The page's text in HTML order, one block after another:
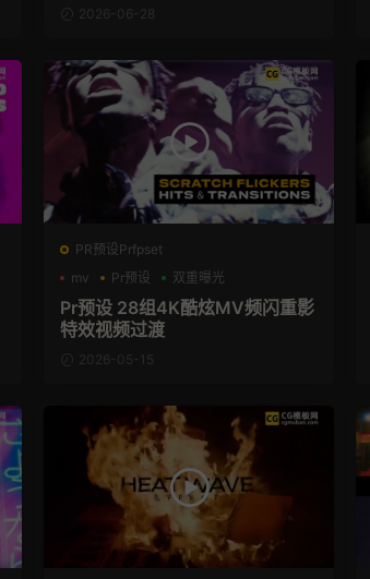
2026-06-28
PR预设Prfpset
mv
Pr预设 双重曝光
Pr预设 28组4K酷炫MV频闪重影
特效视频过渡
2026-05-15